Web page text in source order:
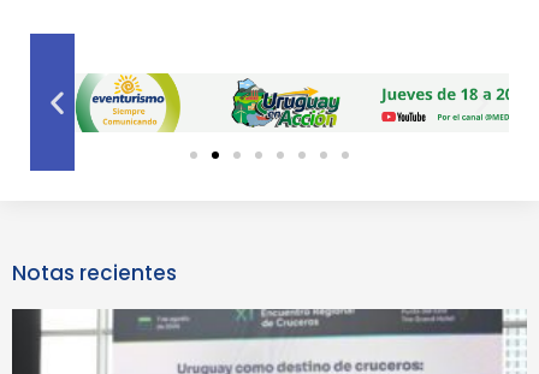
Previous
slide
Next
slide
Notas recientes